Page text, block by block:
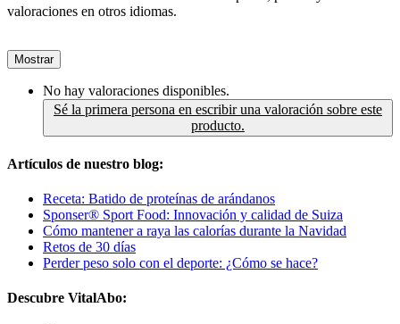
valoraciones en otros idiomas.
Mostrar
No hay valoraciones disponibles.
Sé la primera persona en escribir una valoración sobre este
producto.
Artículos de nuestro blog:
Receta: Batido de proteínas de arándanos
Sponser® Sport Food: Innovación y calidad de Suiza
Cómo mantener a raya las calorías durante la Navidad
Retos de 30 días
Perder peso solo con el deporte: ¿Cómo se hace?
Descubre VitalAbo: